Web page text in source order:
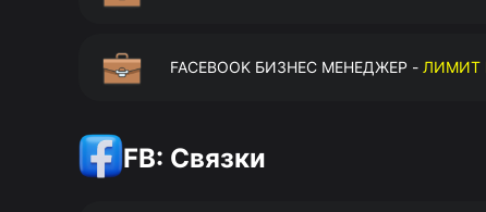
FACEBOOK БИЗНЕС МЕНЕДЖЕР - ЛИМИТ
FB: Связки